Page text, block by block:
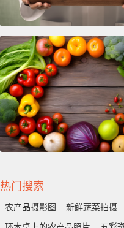
热门搜索
农产品摄影图 新鲜蔬菜拍摄